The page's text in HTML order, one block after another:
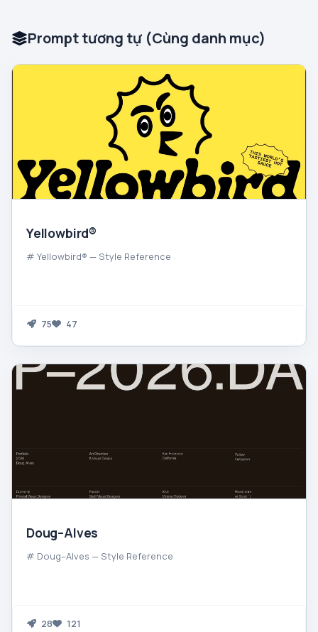
Prompt tương tự (Cùng danh mục)
Yellowbird®
# Yellowbird® — Style Reference
75 47
Doug–Alves
# Doug–Alves — Style Reference
28 121